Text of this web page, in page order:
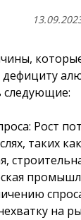
дефициту
следующие:
Рост
таких
на